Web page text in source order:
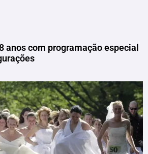
anos com programação especial